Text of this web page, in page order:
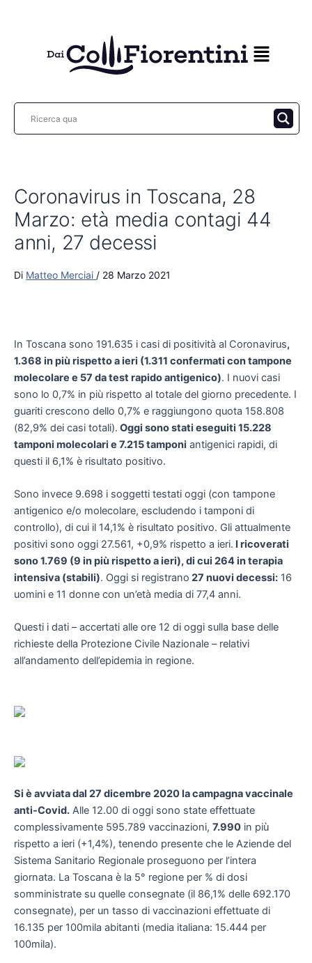
Coronavirus in Toscana, 28
Marzo: età media contagi 44
anni, 27 decessi
Di Matteo Merciai / 28 Marzo 2021
In Toscana sono 191.635 i casi di positività al Coronavirus,
1.368 in più rispetto a ieri (1.311 confermati con tampone
molecolare e 57 da test rapido antigenico). I nuovi casi
sono lo 0,7% in più rispetto al totale del giorno precedente. I
guariti crescono dello 0,7% e raggiungono quota 158.808
(82,9% dei casi totali). Oggi sono stati eseguiti 15.228
tamponi molecolari e 7.215 tamponi antigenici rapidi, di
questi il 6,1% è risultato positivo.
Sono invece 9.698 i soggetti testati oggi (con tampone
antigenico e/o molecolare, escludendo i tamponi di
controllo), di cui il 14,1% è risultato positivo. Gli attualmente
positivi sono oggi 27.561, +0,9% rispetto a ieri. I ricoverati
sono 1.769 (9 in più rispetto a ieri), di cui 264 in terapia
intensiva (stabili). Oggi si registrano 27 nuovi decessi: 16
uomini e 11 donne con un’età media di 77,4 anni.
Questi i dati – accertati alle ore 12 di oggi sulla base delle
richieste della Protezione Civile Nazionale – relativi
all’andamento dell’epidemia in regione.
Si è avviata dal 27 dicembre 2020 la campagna vaccinale
anti-Covid. Alle 12.00 di oggi sono state effettuate
complessivamente 595.789 vaccinazioni, 7.990 in più
rispetto a ieri (+1,4%), tenendo presente che le Aziende del
Sistema Sanitario Regionale proseguono per l’intera
giornata. La Toscana è la 5° regione per % di dosi
somministrate su quelle consegnate (il 86,1% delle 692.170
consegnate), per un tasso di vaccinazioni effettuate di
16.135 per 100mila abitanti (media italiana: 15.444 per
100mila).